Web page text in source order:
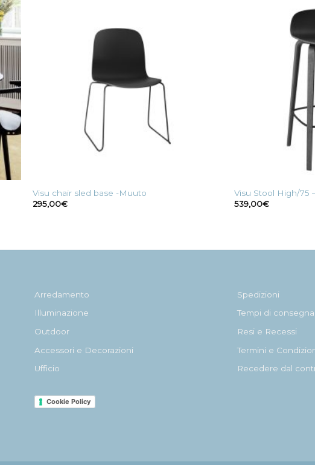
Visu chair sled base -Muuto
295,00€
Visu Stool High/75
539,00€
Arredamento
Illuminazione
Outdoor
Accessori e Decorazioni
Ufficio
Spedizioni
Tempi di consegna
Resi e Recessi
Termini e
Recedere dal
Cookie Policy